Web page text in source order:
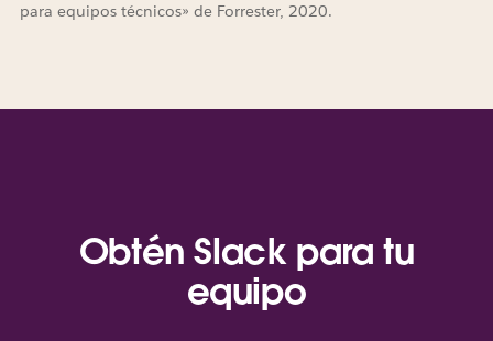
para equipos técnicos» de Forrester, 2020.
Obtén Slack para tu
equipo